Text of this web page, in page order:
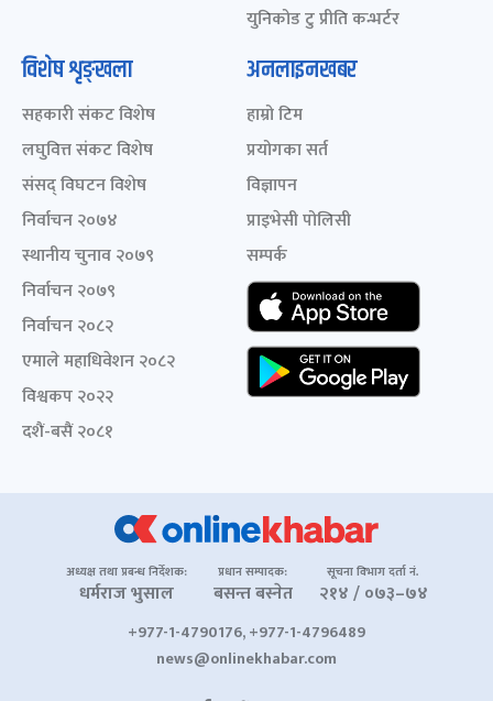
युनिकोड टु प्रीति कन्भर्टर
विशेष शृङ्खला
सहकारी संकट विशेष
लघुवित्त संकट विशेष
संसद् विघटन विशेष
निर्वाचन २०७४
स्थानीय चुनाव २०७९
निर्वाचन २०७९
निर्वाचन २०८२
एमाले महाधिवेशन २०८२
विश्वकप २०२२
दशैं-बसैं २०८१
अनलाइनखबर
हाम्रो टिम
प्रयोगका सर्त
विज्ञापन
प्राइभेसी पोलिसी
सम्पर्क
अध्यक्ष तथा प्रबन्ध निर्देशक:
धर्मराज भुसाल
प्रधान सम्पादक:
बसन्त बस्नेत
सूचना विभाग दर्ता नं.
२१४ / ०७३–७४
+977-1-4790176, +977-1-4796489
news@onlinekhabar.com